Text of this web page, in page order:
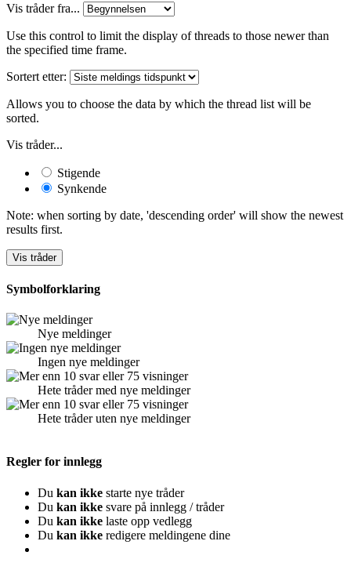
Vis tråder fra...
Use this control to limit the display of threads to those newer than
the specified time frame.
Sortert etter:
Allows you to choose the data by which the thread list will be
sorted.
Vis tråder...
Stigende
Synkende
Note: when sorting by date, 'descending order' will show the newest
results first.
Symbolforklaring
Nye meldinger
Ingen nye meldinger
Hete tråder med nye meldinger
Hete tråder uten nye meldinger
Regler for innlegg
Du kan ikke starte nye tråder
Du kan ikke svare på innlegg / tråder
Du kan ikke laste opp vedlegg
Du kan ikke redigere meldingene dine